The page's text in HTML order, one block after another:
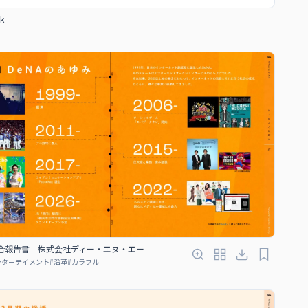
報告書｜株式会社ディー・エヌ・エー
ーテイメント#沿革#カラフル